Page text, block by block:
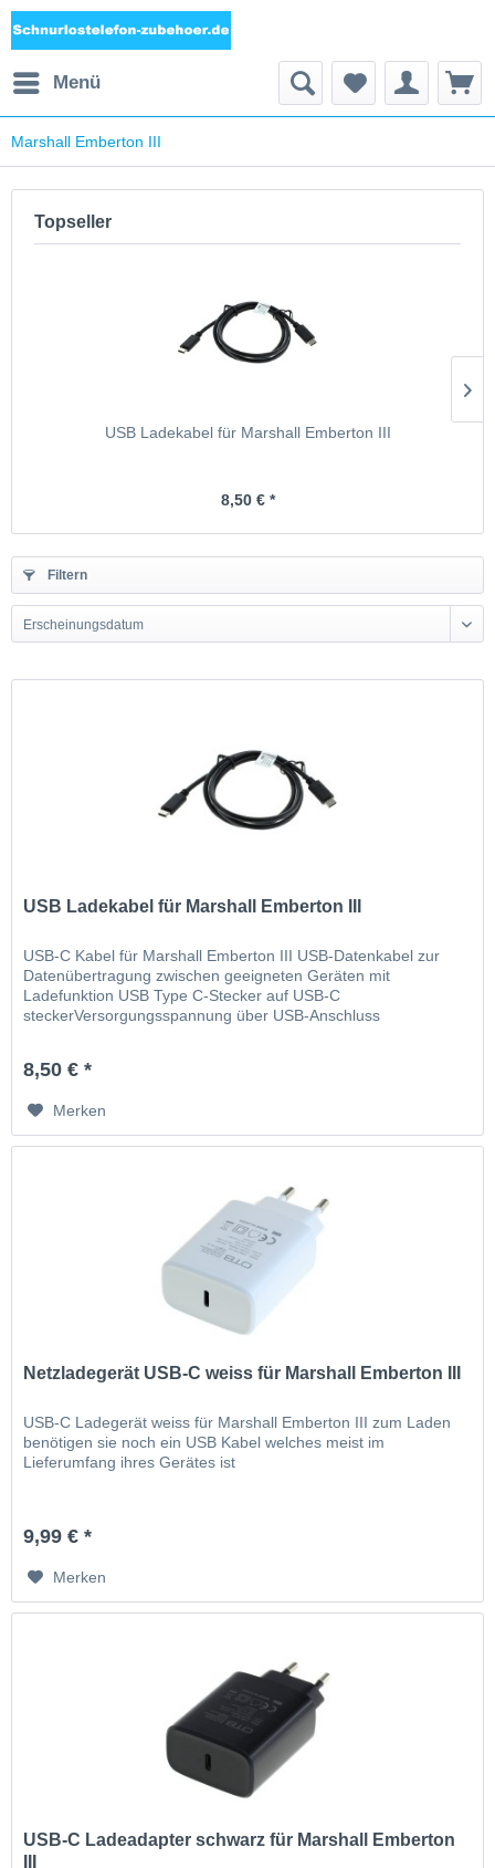
Menü
Marshall Emberton III
Topseller
USB Ladekabel für Marshall Emberton III
8,50 € *
Filtern
Erscheinungsdatum
USB Ladekabel für Marshall Emberton III
USB-C Kabel für Marshall Emberton III USB-Datenkabel zur
Datenübertragung zwischen geeigneten Geräten mit
Ladefunktion USB Type C-Stecker auf USB-C
steckerVersorgungsspannung über USB-Anschluss
8,50 € *
Merken
Netzladegerät USB-C weiss für Marshall Emberton III
USB-C Ladegerät weiss für Marshall Emberton III zum Laden
benötigen sie noch ein USB Kabel welches meist im
Lieferumfang ihres Gerätes ist
9,99 € *
Merken
USB-C Ladeadapter schwarz für Marshall Emberton